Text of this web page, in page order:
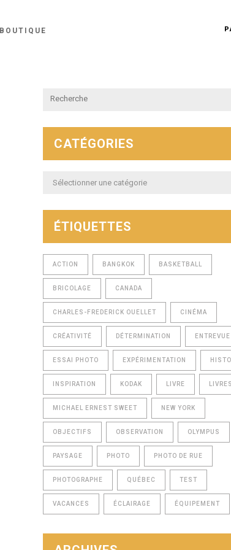
BOUTIQUE
CATÉGORIES
Catégories
ÉTIQUETTES
ACTION BANGKOK BASKETBALL
BRICOLAGE CANADA
CHARLES-FREDERICK OUELLET CINÉMA
CRÉATIVITÉ DÉTERMINATION ENTREVUE
ESSAI PHOTO EXPÉRIMENTATION
INSPIRATION KODAK LIVRE LIVRES
MICHAEL ERNEST SWEET NEW YORK
OBJECTIFS OBSERVATION OLYMPUS
PAYSAGE PHOTO PHOTO DE RUE
PHOTOGRAPHE QUÉBEC TEST
VACANCES ÉCLAIRAGE ÉQUIPEMENT